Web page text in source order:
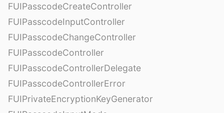
FUIPasscodeCreateController
FUIPasscodeInputController
FUIPasscodeChangeController
FUIPasscodeController
FUIPasscodeControllerDelegate
FUIPasscodeControllerError
FUIPrivateEncryptionKeyGenerator